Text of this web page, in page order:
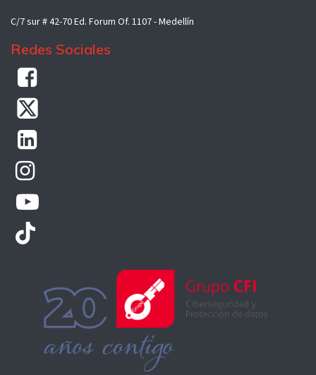
C/7 sur # 42-70 Ed. Forum Of. 1107 - Medellín
Redes Sociales